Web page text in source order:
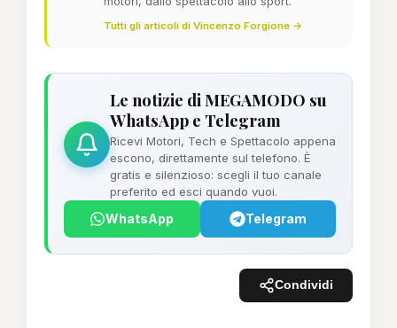
Tutti gli articoli di Vincenzo Forgione →
Le notizie di MEGAMODO su
WhatsApp e Telegram
Ricevi Motori, Tech e Spettacolo appena
escono, direttamente sul telefono. È
gratis e silenzioso: scegli il tuo canale
preferito ed esci quando vuoi.
WhatsApp Telegram
Condividi